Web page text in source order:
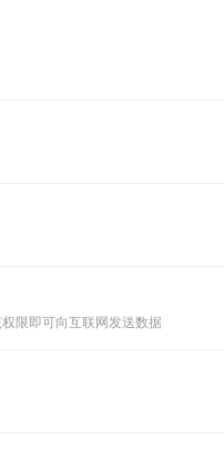
限即可向互联网发送数据